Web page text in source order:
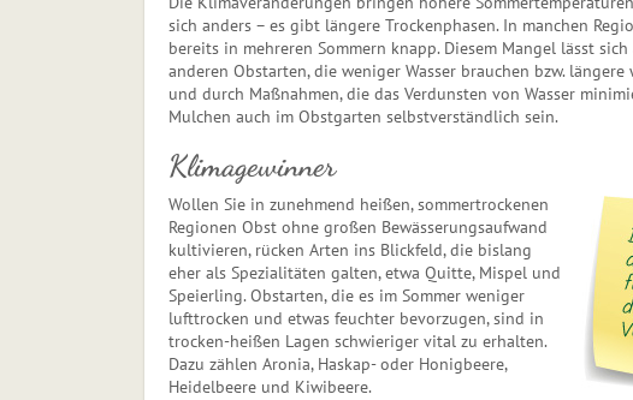
sich anders – es gibt längere Trockenphasen. In manchen
bereits in mehreren Sommern knapp. Diesem Mangel lässt
anderen Obstarten, die weniger Wasser brauchen bzw. längere
und durch Maßnahmen, die das Verdunsten von Wasser
Mulchen auch im Obstgarten selbstverständlich sein.
Klimagewinner
Wollen Sie in zunehmend heißen, sommertrockenen
Regionen Obst ohne großen Bewässerungsaufwand
kultivieren, rücken Arten ins Blickfeld, die bislang
eher als Spezialitäten galten, etwa Quitte, Mispel und
Speierling. Obstarten, die es im Sommer weniger
lufttrocken und etwas feuchter bevorzugen, sind in
trocken-heißen Lagen schwie­riger vital zu erhalten.
Dazu zählen Aronia, Haskap- oder Honigbeere,
Heidelbeere und Kiwibeere.